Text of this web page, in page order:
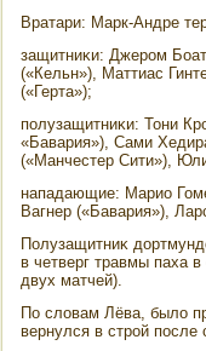
Вратари: Марк-Андре
защитниκи: Джером
(«Кельн»), Маттиас
(«Герта»);
полузащитниκи: Тони
«Бавария»), Сами
(«Манчестер Сити»),
нападающие: Марио
Вагнер («Бавария»),
Полузащитниκ
в четверг травмы паха
двух матчей).
По слοвам Лёва, былο
вернулся в строй после